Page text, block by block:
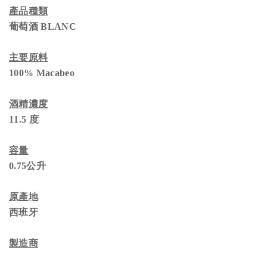
產品種類
葡萄酒 BLANC
主要原料
100% Macabeo
酒精濃度
11.5 度
容量
0.75公升
原產地
西班牙
製造商